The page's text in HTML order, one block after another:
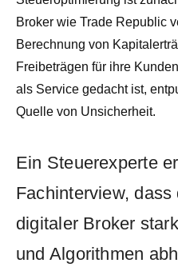
Broker wie Trade Republic
Berechnung von
Freibeträgen für ihre
als Service gedacht ist,
Quelle von Unsicherheit.
Ein Steuerexperte
Fachinterview,
digitaler Broker
und Algorithmen